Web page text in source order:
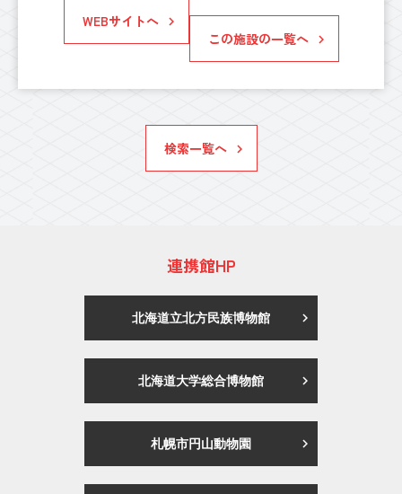
WEBサイトへ
この施設の一覧へ
検索一覧へ
連携館HP
北海道立北方民族博物館
北海道大学総合博物館
札幌市円山動物園